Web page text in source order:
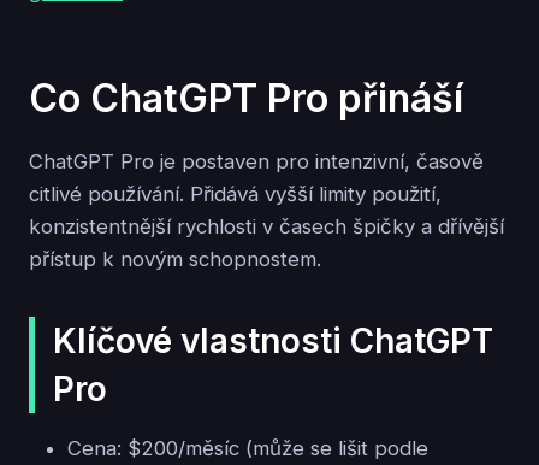
Co ChatGPT Pro přináší
ChatGPT Pro je postaven pro intenzivní, časově
citlivé používání. Přidává vyšší limity použití,
konzistentnější rychlosti v časech špičky a dřívější
přístup k novým schopnostem.
Klíčové vlastnosti ChatGPT
Pro
Cena: $200/měsíc (může se lišit podle